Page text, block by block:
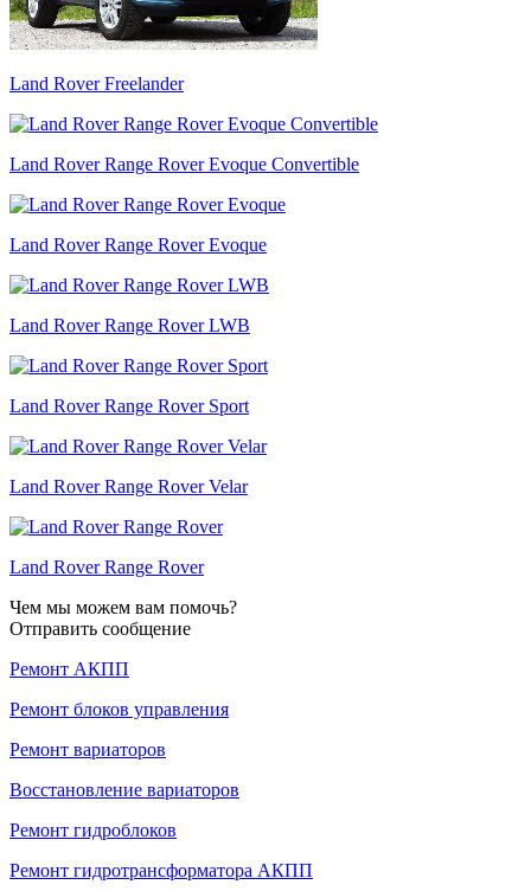
Land Rover Freelander
Land Rover Range Rover Evoque Convertible
Land Rover Range Rover Evoque
Land Rover Range Rover LWB
Land Rover Range Rover Sport
Land Rover Range Rover Velar
Land Rover Range Rover
Чем мы можем вам помочь?
Отправить сообщение
Ремонт АКПП
Ремонт блоков управления
Ремонт вариаторов
Восстановление вариаторов
Ремонт гидроблоков
Ремонт гидротрансформатора АКПП